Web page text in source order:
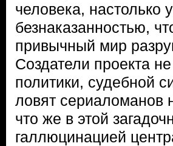
человека, настолько
безнаказанностью,
привычный мир
Создатели проекта
политики, судебной
ловят сериаломанов
что же в этой
галлюцинацией